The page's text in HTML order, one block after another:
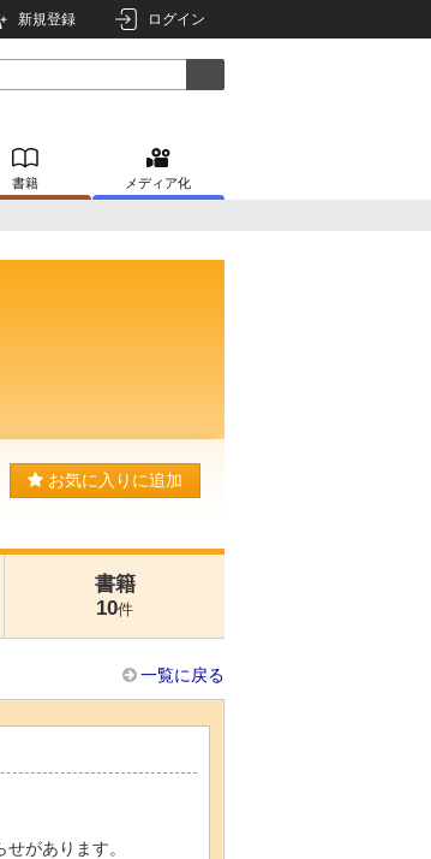
新規登録 ログイン
書籍 メディア化
お気に入りに追加
書籍
10件
一覧に戻る
があります。